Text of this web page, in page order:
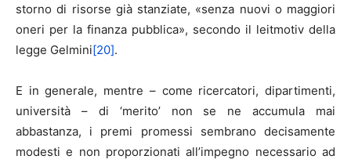
storno di risorse già stanziate, «senza nuovi o maggiori
oneri per la finanza pubblica», secondo il leitmotiv della
legge Gelmini[20].
E in generale, mentre – come ricercatori, dipartimenti,
università – di ‘merito’ non se ne accumula mai
abbastanza, i premi promessi sembrano decisamente
modesti e non proporzionati all’impegno necessario ad